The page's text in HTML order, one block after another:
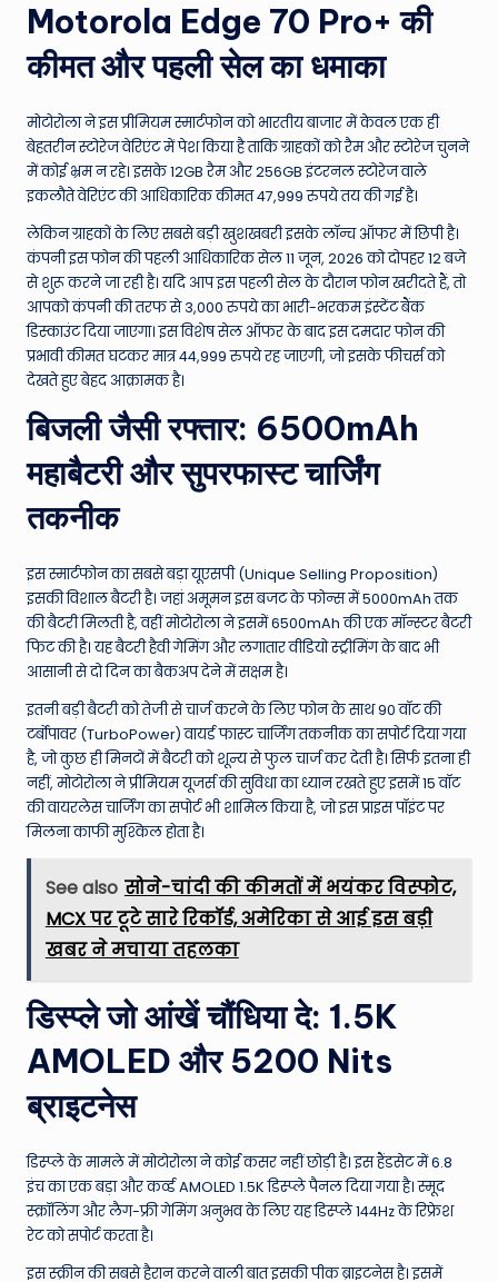
Motorola Edge 70 Pro+ की
कीमत और पहली सेल का धमाका
मोटोरोला ने इस प्रीमियम स्मार्टफोन को भारतीय बाजार में केवल एक ही
बेहतरीन स्टोरेज वेरिएंट में पेश किया है ताकि ग्राहकों को रैम और स्टोरेज चुनने
में कोई भ्रम न रहे। इसके 12GB रैम और 256GB इंटरनल स्टोरेज वाले
इकलौते वेरिएंट की आधिकारिक कीमत 47,999 रुपये तय की गई है।
लेकिन ग्राहकों के लिए सबसे बड़ी खुशखबरी इसके लॉन्च ऑफर में छिपी है।
कंपनी इस फोन की पहली आधिकारिक सेल 11 जून, 2026 को दोपहर 12 बजे
से शुरू करने जा रही है। यदि आप इस पहली सेल के दौरान फोन खरीदते हैं, तो
आपको कंपनी की तरफ से 3,000 रुपये का भारी-भरकम इंस्टेंट बैंक
डिस्काउंट दिया जाएगा। इस विशेष सेल ऑफर के बाद इस दमदार फोन की
प्रभावी कीमत घटकर मात्र 44,999 रुपये रह जाएगी, जो इसके फीचर्स को
देखते हुए बेहद आक्रामक है।
बिजली जैसी रफ्तार: 6500mAh
महाबैटरी और सुपरफास्ट चार्जिंग
तकनीक
इस स्मार्टफोन का सबसे बड़ा यूएसपी (Unique Selling Proposition)
इसकी विशाल बैटरी है। जहां अमूमन इस बजट के फोन्स में 5000mAh तक
की बैटरी मिलती है, वहीं मोटोरोला ने इसमें 6500mAh की एक मॉन्स्टर बैटरी
फिट की है। यह बैटरी हैवी गेमिंग और लगातार वीडियो स्ट्रीमिंग के बाद भी
आसानी से दो दिन का बैकअप देने में सक्षम है।
इतनी बड़ी बैटरी को तेजी से चार्ज करने के लिए फोन के साथ 90 वॉट की
टर्बोपावर (TurboPower) वायर्ड फास्ट चार्जिंग तकनीक का सपोर्ट दिया गया
है, जो कुछ ही मिनटों में बैटरी को शून्य से फुल चार्ज कर देती है। सिर्फ इतना ही
नहीं, मोटोरोला ने प्रीमियम यूजर्स की सुविधा का ध्यान रखते हुए इसमें 15 वॉट
की वायरलेस चार्जिंग का सपोर्ट भी शामिल किया है, जो इस प्राइस पॉइंट पर
मिलना काफी मुश्किल होता है।
See also सोने-चांदी की कीमतों में भयंकर विस्फोट,
MCX पर टूटे सारे रिकॉर्ड, अमेरिका से आई इस बड़ी
खबर ने मचाया तहलका
डिस्प्ले जो आंखें चौंधिया दे: 1.5K
AMOLED और 5200 Nits
ब्राइटनेस
डिस्प्ले के मामले में मोटोरोला ने कोई कसर नहीं छोड़ी है। इस हैंडसेट में 6.8
इंच का एक बड़ा और कर्व्ड AMOLED 1.5K डिस्प्ले पैनल दिया गया है। स्मूद
स्क्रॉलिंग और लैग-फ्री गेमिंग अनुभव के लिए यह डिस्प्ले 144Hz के रिफ्रेश
रेट को सपोर्ट करता है।
इस स्क्रीन की सबसे हैरान करने वाली बात इसकी पीक ब्राइटनेस है। इसमें